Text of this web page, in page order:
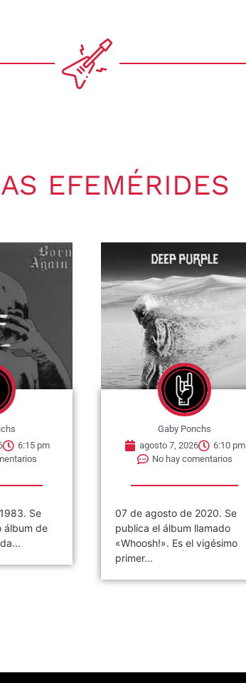
EFEMÉRIDES
6:15 pm
Se
álbum de
Gaby Ponchs
agosto 7, 2026
6:10 pm
No hay comentarios
07 de agosto de 2020. Se
publica el álbum llamado
«Whoosh!». Es el vigésimo
primer...